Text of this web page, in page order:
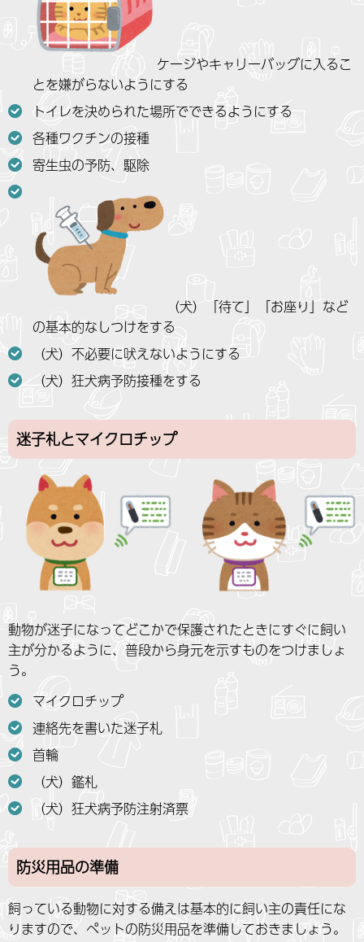
ケージやキャリーバッグに入るこ
とを嫌がらないようにする
トイレを決められた場所でできるようにする
各種ワクチンの接種
寄生虫の予防、駆除
（犬）「待て」「お座り」など
の基本的なしつけをする
（犬）不必要に吠えないようにする
（犬）狂犬病予防接種をする
迷子札とマイクロチップ
動物が迷子になってどこかで保護されたときにすぐに飼い
主が分かるように、普段から身元を示すものをつけましょ
う。
マイクロチップ
連絡先を書いた迷子札
首輪
（犬）鑑札
（犬）狂犬病予防注射済票
防災用品の準備
飼っている動物に対する備えは基本的に飼い主の責任にな
りますので、ペットの防災用品を準備しておきましょう。